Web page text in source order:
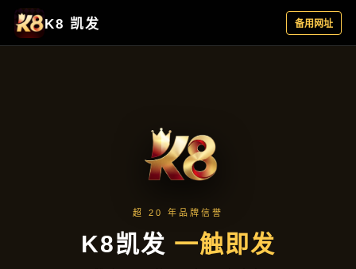
主营产品
首页 主营产品